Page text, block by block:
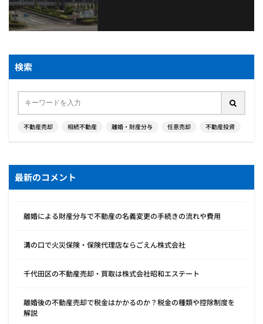
検索
不動産売却 相続不動産 離婚・財産分与 任意売却 不動産投資
最新のコメント
離婚による財産分与で不動産の名義変更の手続きの流れや費用
溝の口で火災保険・保険代理店ならごえん株式会社
千代田区の不動産売却・買取は株式会社昭和エステート
離婚後の不動産売却で税金はかかるのか？税金の種類や控除制度を
解説